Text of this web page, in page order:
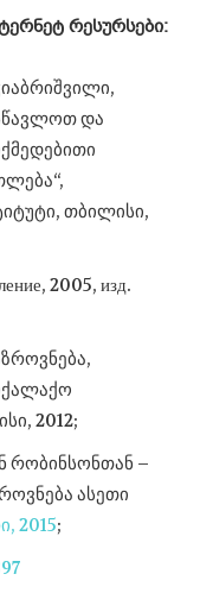
რესურსები:
და
თბილისი,
2005, изд.
2012;
რობინსონთან –
ასეთი
2015;